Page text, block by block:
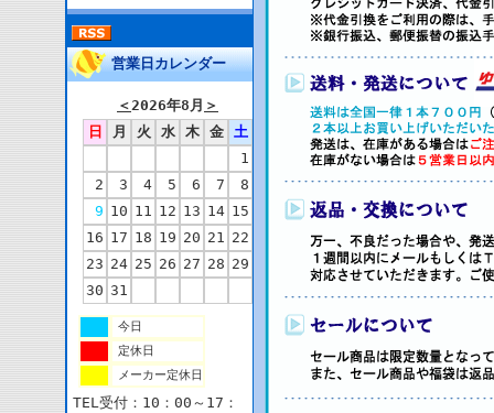
営業日カレンダー
＜2026年8月 ＞
日
月 火 水 木 金
土
1
2
3 4 5 6 7
8
9 10 11 12 13 14 15
16 17 18 19 20 21 22
23 24 25 26 27 28 29
30 31
今日
定休日
メーカー定休日
TEL受付：10：00～17：